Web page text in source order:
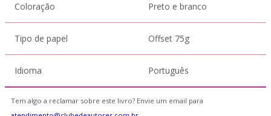
Coloração Preto e branco
Tipo de papel Offset 75g
Idioma Português
Tem algo a reclamar sobre este livro? Envie um email para